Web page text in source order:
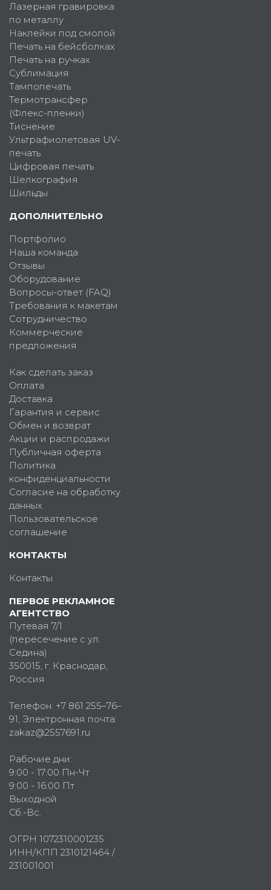
Лазерная гравировка
по металлу
Наклейки под смолой
Печать на бейсболках
Печать на ручках
Сублимация
Тампопечать
Термотрансфер
(Флекс-пленки)
Тиснение
Ультрафиолетовая UV-
печать
Цифровая печать
Шелкография
Шильды
ДОПОЛНИТЕЛЬНО
Портфолио
Наша команда
Отзывы
Оборудование
Вопросы-ответ (FAQ)
Требования к макетам
Сотрудничество
Коммерческие
предложения
Как сделать заказ
Оплата
Доставка
Гарантия и сервис
Обмен и возврат
Акции и распродажи
Публичная оферта
Политика
конфиденциальности
Согласие на обработку
данных
Пользовательское
соглашение
КОНТАКТЫ
Контакты
ПЕРВОЕ РЕКЛАМНОЕ
АГЕНТСТВО
Путевая 7/1
(пересечение с ул.
Седина)
350015, г. Краснодар,
Россия
Телефон: +7 861 255–76–
91, Электронная почта:
zakaz@2557691.ru
Рабочие дни:
9:00 - 17:00 Пн-Чт
9:00 - 16:00 Пт
Выходной:
Сб.-Вс.
ОГРН 1072310001235
ИНН/КПП 2310121464 /
231001001